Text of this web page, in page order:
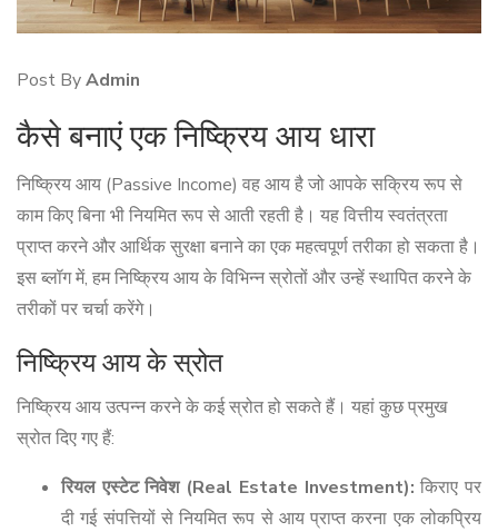
Post ByAdmin
कैसे बनाएं एक निष्क्रिय आय धारा
निष्क्रिय आय (Passive Income) वह आय है जो आपके सक्रिय रूप से
काम किए बिना भी नियमित रूप से आती रहती है। यह वित्तीय स्वतंत्रता
प्राप्त करने और आर्थिक सुरक्षा बनाने का एक महत्वपूर्ण तरीका हो सकता है।
इस ब्लॉग में, हम निष्क्रिय आय के विभिन्न स्रोतों और उन्हें स्थापित करने के
तरीकों पर चर्चा करेंगे।
निष्क्रिय आय के स्रोत
निष्क्रिय आय उत्पन्न करने के कई स्रोत हो सकते हैं। यहां कुछ प्रमुख
स्रोत दिए गए हैं:
रियल एस्टेट निवेश (Real Estate Investment): किराए पर
दी गई संपत्तियों से नियमित रूप से आय प्राप्त करना एक लोकप्रिय